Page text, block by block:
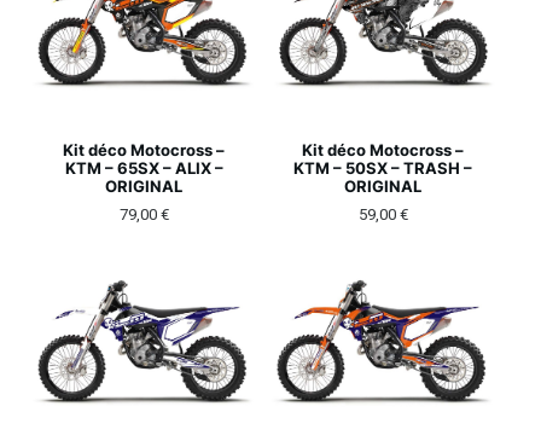
Kit déco Motocross –
KTM – 65SX – ALIX –
ORIGINAL
79,00 €
Kit déco Motocross –
KTM – 50SX – TRASH –
ORIGINAL
59,00 €